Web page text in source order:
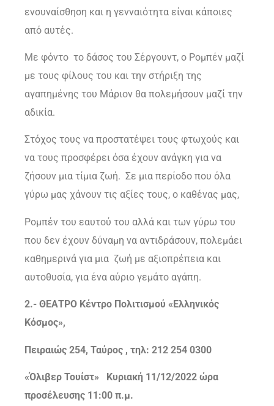
ενσυναίσθηση και η γενναιότητα είναι κάποιες
από αυτές.
Με φόντο το δάσος του Σέργουντ, ο Ρομπέν μαζί
με τους φίλους του και την στήριξη της
αγαπημένης του Μάριον θα πολεμήσουν μαζί την
αδικία.
Στόχος τους να προστατέψει τους φτωχούς και
να τους προσφέρει όσα έχουν ανάγκη για να
ζήσουν μια τίμια ζωή. Σε μια περίοδο που όλα
γύρω μας χάνουν τις αξίες τους, ο καθένας μας,
Ρομπέν του εαυτού του αλλά και των γύρω του
που δεν έχουν δύναμη να αντιδράσουν, πολεμάει
καθημερινά για μια ζωή με αξιοπρέπεια και
αυτοθυσία, για ένα αύριο γεμάτο αγάπη.
2.- ΘΕΑΤΡΟ Κέντρο Πολιτισμού «Ελληνικός
Κόσμος»,
Πειραιώς 254, Ταύρος , τηλ: 212 254 0300
«Όλιβερ Τουίστ» Κυριακή 11/12/2022 ώρα
προσέλευσης 11:00 π.μ.